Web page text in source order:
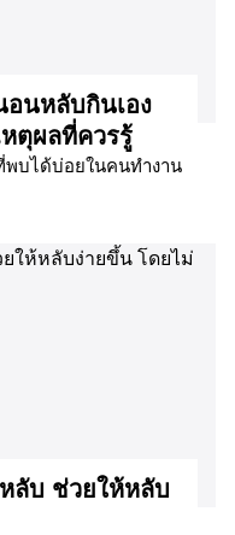
นหลับกินเอง
ตุผลที่ควรรู้
บได้บ่อยในคนทำงาน
ลับ ช่วยให้หลับ